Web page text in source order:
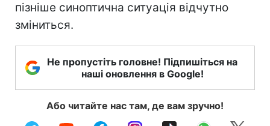
пізніше синоптична ситуація відчутно
зміниться.
Не пропустіть головне! Підпишіться на
наші оновлення в Google!
Або читайте нас там, де вам зручно!